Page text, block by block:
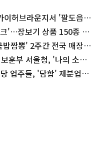
이허브라운지서 '팔도음식
'…장보기 상품 150종 할
짬뽕' 2주간 전국 매장서
훈부 서울청, '나의 소원'
업주들, '담합' 제분업체